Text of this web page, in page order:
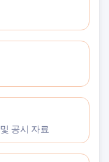
공시 자료